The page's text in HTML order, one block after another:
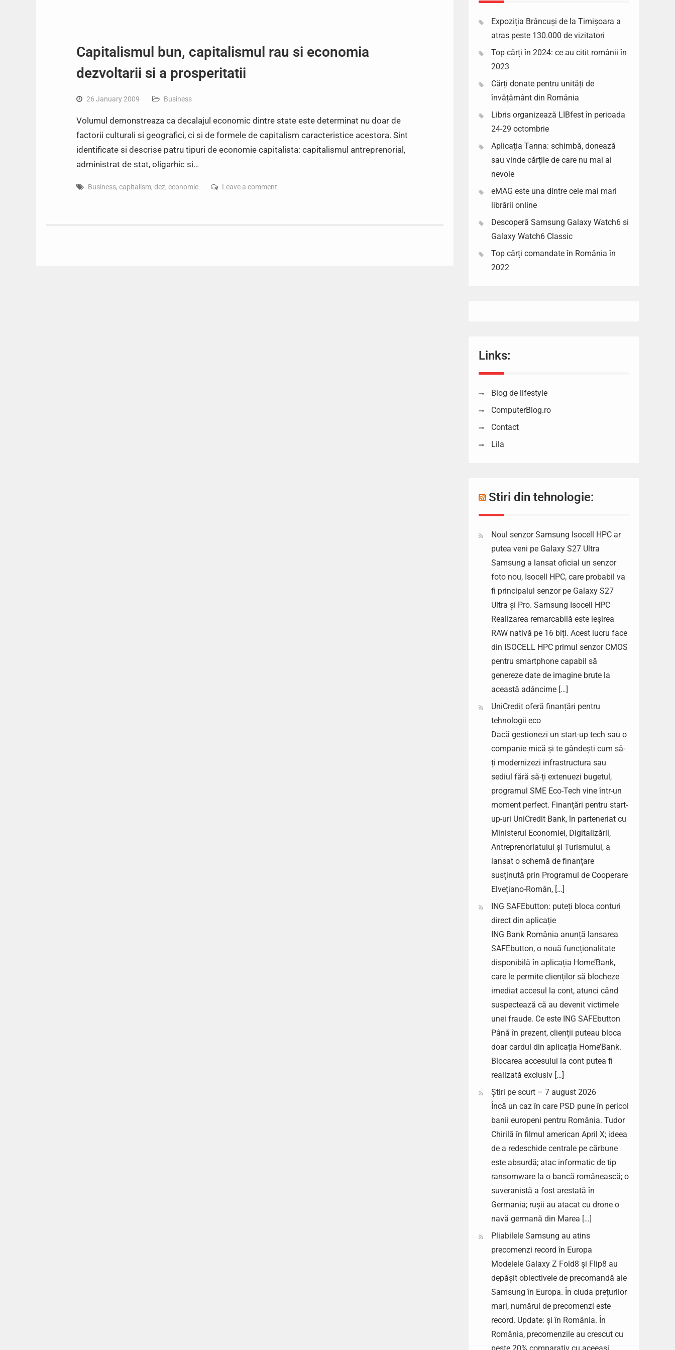
Capitalismul bun, capitalismul rau si economia
dezvoltarii si a prosperitatii
26 January 2009 Business
Volumul demonstreaza ca decalajul economic dintre state este determinat nu doar de
factorii culturali si geografici, ci si de formele de capitalism caracteristice acestora. Sint
identificate si descrise patru tipuri de economie capitalista: capitalismul antreprenorial,
administrat de stat, oligarhic si…
Business, capitalism, dez, economie Leave a comment
Expoziția Brâncuși de la Timișoara a
atras peste 130.000 de vizitatori
Top cărți în 2024: ce au citit românii în
2023
Cărți donate pentru unități de
învățământ din România
Libris organizează LIBfest în perioada
24-29 octombrie
Aplicația Tanna: schimbă, donează
sau vinde cărțile de care nu mai ai
nevoie
eMAG este una dintre cele mai mari
librării online
Descoperă Samsung Galaxy Watch6 si
Galaxy Watch6 Classic
Top cărți comandate în România în
2022
Links:
Blog de lifestyle
ComputerBlog.ro
Contact
Lila
Stiri din tehnologie:
Noul senzor Samsung Isocell HPC ar
putea veni pe Galaxy S27 Ultra
Samsung a lansat oficial un senzor
foto nou, Isocell HPC, care probabil va
fi principalul senzor pe Galaxy S27
Ultra și Pro. Samsung Isocell HPC
Realizarea remarcabilă este ieșirea
RAW nativă pe 16 biți. Acest lucru face
din ISOCELL HPC primul senzor CMOS
pentru smartphone capabil să
genereze date de imagine brute la
această adâncime […]
UniCredit oferă finanțări pentru
tehnologii eco
Dacă gestionezi un start-up tech sau o
companie mică și te gândești cum să-
ți modernizezi infrastructura sau
sediul fără să-ți extenuezi bugetul,
programul SME Eco-Tech vine într-un
moment perfect. Finanțări pentru start-
up-uri UniCredit Bank, în parteneriat cu
Ministerul Economiei, Digitalizării,
Antreprenoriatului și Turismului, a
lansat o schemă de finanțare
susținută prin Programul de Cooperare
Elvețiano-Român, […]
ING SAFEbutton: puteți bloca conturi
direct din aplicație
ING Bank România anunță lansarea
SAFEbutton, o nouă funcționalitate
disponibilă în aplicația Home’Bank,
care le permite clienților să blocheze
imediat accesul la cont, atunci când
suspectează că au devenit victimele
unei fraude. Ce este ING SAFEbutton
Până în prezent, clienții puteau bloca
doar cardul din aplicația Home’Bank.
Blocarea accesului la cont putea fi
realizată exclusiv […]
Știri pe scurt – 7 august 2026
Încă un caz în care PSD pune în pericol
banii europeni pentru România. Tudor
Chirilă în filmul american April X; ideea
de a redeschide centrale pe cărbune
este absurdă; atac informatic de tip
ransomware la o bancă românească; o
suveranistă a fost arestată în
Germania; rușii au atacat cu drone o
navă germană din Marea […]
Pliabilele Samsung au atins
precomenzi record în Europa
Modelele Galaxy Z Fold8 și Flip8 au
depășit obiectivele de precomandă ale
Samsung în Europa. În ciuda prețurilor
mari, numărul de precomenzi este
record. Update: și în România. În
România, precomenzile au crescut cu